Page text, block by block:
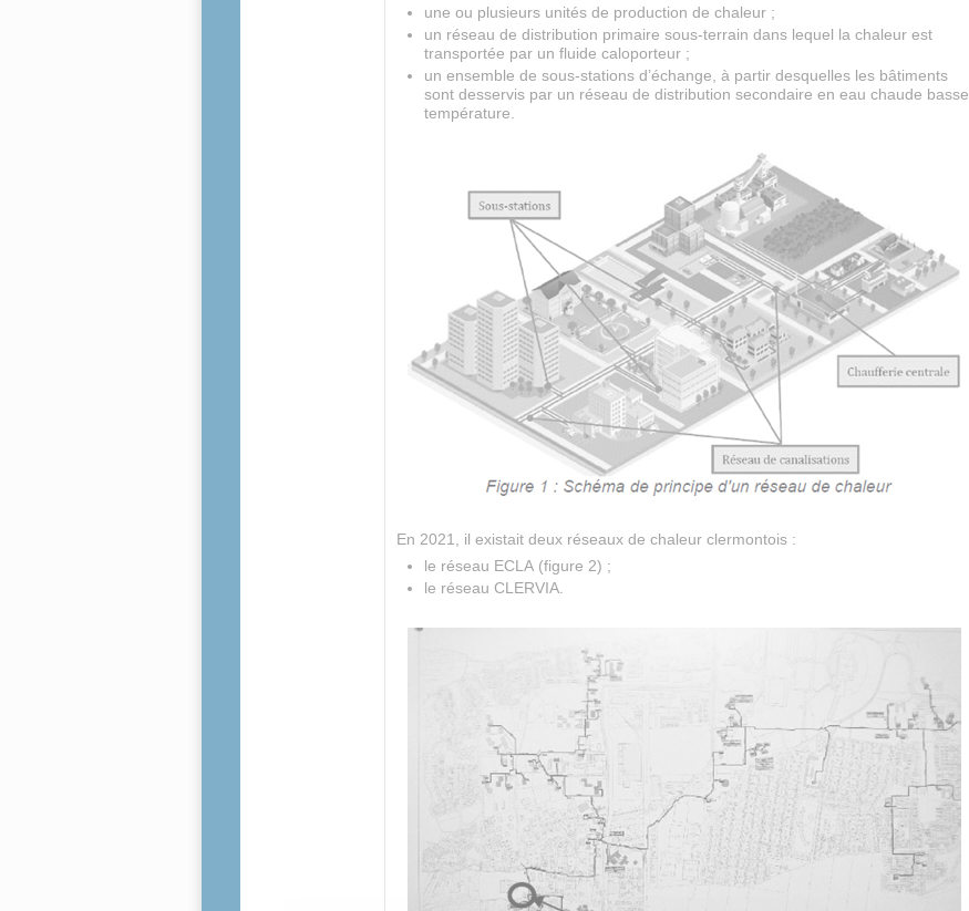
une ou plusieurs unités de production de chaleur ;
un réseau de distribution primaire sous-terrain dans lequel la chaleur est
transportée par un fluide caloporteur ;
un ensemble de sous-stations d’échange, à partir desquelles les bâtiments
sont desservis par un réseau de distribution secondaire en eau chaude basse
température.
En 2021, il existait deux réseaux de chaleur clermontois :
le réseau ECLA (figure 2) ;
le réseau CLERVIA.